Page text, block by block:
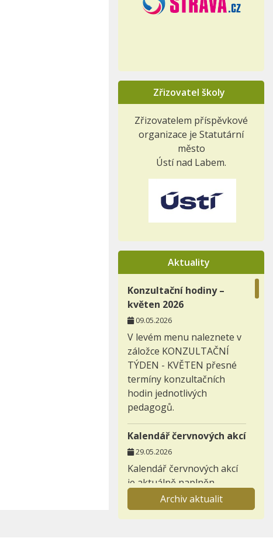
Zřizovatel školy
Zřizovatelem příspěvkové
organizace je Statutární
město
Ústí nad Labem.
Aktuality
Konzultační hodiny –
květen 2026
09.05.2026
V levém menu naleznete v
záložce KONZULTAČNÍ
TÝDEN - KVĚTEN přesné
termíny konzultačních
hodin jednotlivých
pedagogů.
Kalendář červnových akcí
29.05.2026
Kalendář červnových akcí
je aktuálně naplněn.
Záložka nabídka
Archiv aktualit